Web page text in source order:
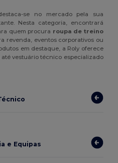
se no mercado pela sua
Nesta categoria, encontrará
quem procura roupa de treino
revenda, eventos corporativos ou
em destaque, a Roly oferece
vestuário técnico especializado
e Equipas